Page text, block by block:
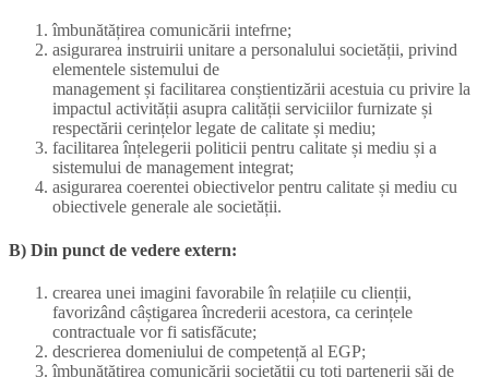
îmbunătățirea comunicării intefrne;
asigurarea instruirii unitare a personalului societății, privind
elementele sistemului de
management și facilitarea conștientizării acestuia cu privire la
impactul activității asupra calității serviciilor furnizate și
respectării cerințelor legate de calitate și mediu;
facilitarea înțelegerii politicii pentru calitate și mediu și a
sistemului de management integrat;
asigurarea coerentei obiectivelor pentru calitate și mediu cu
obiectivele generale ale societății.
B) Din punct de vedere extern:
crearea unei imagini favorabile în relațiile cu clienții,
favorizând câștigarea încrederii acestora, ca cerințele
contractuale vor fi satisfăcute;
descrierea domeniului de competență al EGP;
îmbunătățirea comunicării societății cu toți partenerii săi de